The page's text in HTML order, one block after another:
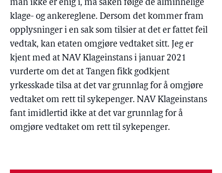
man ikke er enig i, må saken følge de alminnelige
klage- og ankereglene. Dersom det kommer fram
opplysninger i en sak som tilsier at det er fattet feil
vedtak, kan etaten omgjøre vedtaket sitt. Jeg er
kjent med at NAV Klageinstans i januar 2021
vurderte om det at Tangen fikk godkjent
yrkesskade tilsa at det var grunnlag for å omgjøre
vedtaket om rett til sykepenger. NAV Klageinstans
fant imidlertid ikke at det var grunnlag for å
omgjøre vedtaket om rett til sykepenger.